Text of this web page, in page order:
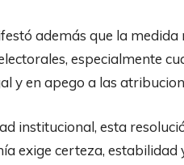
además que la
especialmente
y en apego a las
institucional, esta
exige certeza,